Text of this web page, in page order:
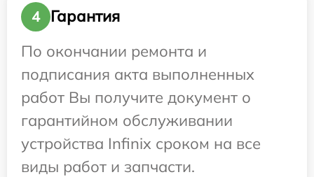
4
Гарантия
По окончании ремонта и
подписания акта выполненных
работ Вы получите документ о
гарантийном обслуживании
устройства Infinix сроком на все
виды работ и запчасти.